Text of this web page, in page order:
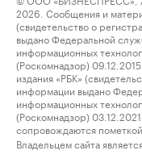
2026. Сообщения и
(свидетельство о
выдано Федеральной
информационных
(Роскомнадзор)
издания «РБК»
информации выдано
информационных
(Роскомнадзор)
сопровождаются пометкой
Владельцем сайта